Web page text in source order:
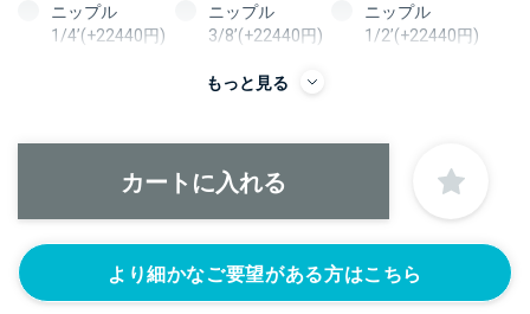
ニップル
1/4’(+22440円)
ニップル
3/8’(+22440円)
ニップル
1/2’(+22440円)
ソケット
3/8’(+22440円)
もっと見る
より細かなご要望がある方はこちら